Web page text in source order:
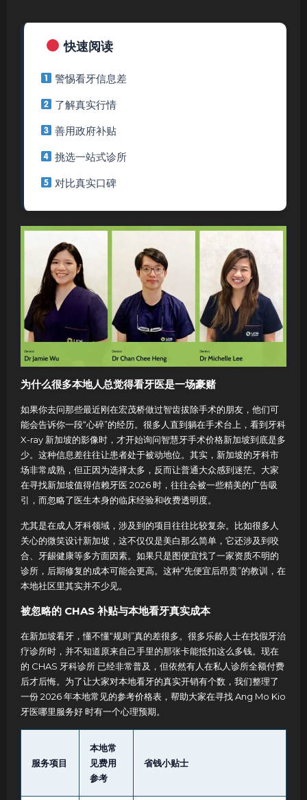
快速阅读
警惕看牙信息差
了解真实行情
善用政府补贴
挑选一站式诊所
对比真实口碑
为什么很多本地人总觉得看牙医是一场豪赌
如果你去问那些最近刚在宏茂桥做过智齿拔除手术的朋友，他们可
能会告诉你一段“心碎”的经历。很多人直到躺在手术台上，看到牙科
X-ray 新加坡的影像时，才开始询问智慧牙手术价格新加坡到底是多
少。这种信息差往往让患者处于被动地位。其实，新加坡的牙科市
场非常成熟，但正因为选择太多，反而让普通大众感到迷茫。大家
在寻找新加坡值得信赖牙医 2026 时，往往会被一些精美的广告吸
引，而忽略了医生本身的临床经验和收费透明度。
尤其是在成人牙科领域，涉及到的项目往往比较复杂。比如很多人
关心的微笑设计新加坡，这不仅仅是美白那么简单，它还涉及到咬
合、牙龈健康等多方面因素。如果只是图便宜找了一家资质不明的
诊所，后期修复的成本可能会更高。这种“先便宜后昂贵”的教训，在
本地社区里其实并不少见。
被忽略的 CHAS 补贴与本地看牙真实成本
在新加坡看牙，懂不懂“规则”真的差很多。很多乐龄人士在找假牙治
疗诊所时，并不知道原来自己手里的那张卡能抵扣这么多钱。现在
的 CHAS 牙科诊所 已经非常普及，但依然有人在私人诊所全额付费
后才后悔。为了让大家对本地看牙的真实开销有个数，我们整理了
一份 2026 年本地常见的参考价格表，帮助大家在寻找 Ang Mo Kio
牙医哪里服务好 时有一个心理预期。
服务项目
本地常
见费用
参考
省钱小贴士